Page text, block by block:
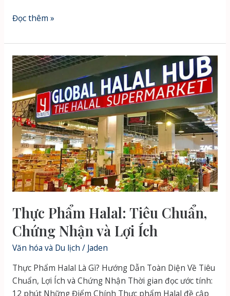
Chứng
Halal:
Quy
trình
&
Lợi
ích
cho
Doanh
nghiệp
Đọc thêm »
Thực Phẩm Halal: Tiêu Chuẩn,
Chứng Nhận và Lợi Ích
Văn hóa và Du lịch / Jaden
Thực Phẩm Halal Là Gì? Hướng Dẫn Toàn Diện Về Tiêu
Chuẩn, Lợi Ích và Chứng Nhận Thời gian đọc ước tính:
12 phút Những Điểm Chính Thực phẩm Halal đề cập